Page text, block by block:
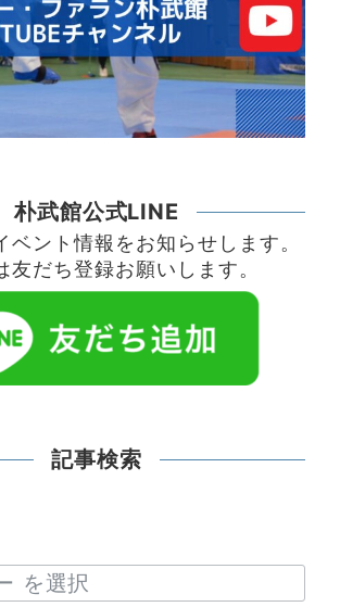
朴武館公式LINE
ベント情報をお知らせします。
友だち登録お願いします。
記事検索